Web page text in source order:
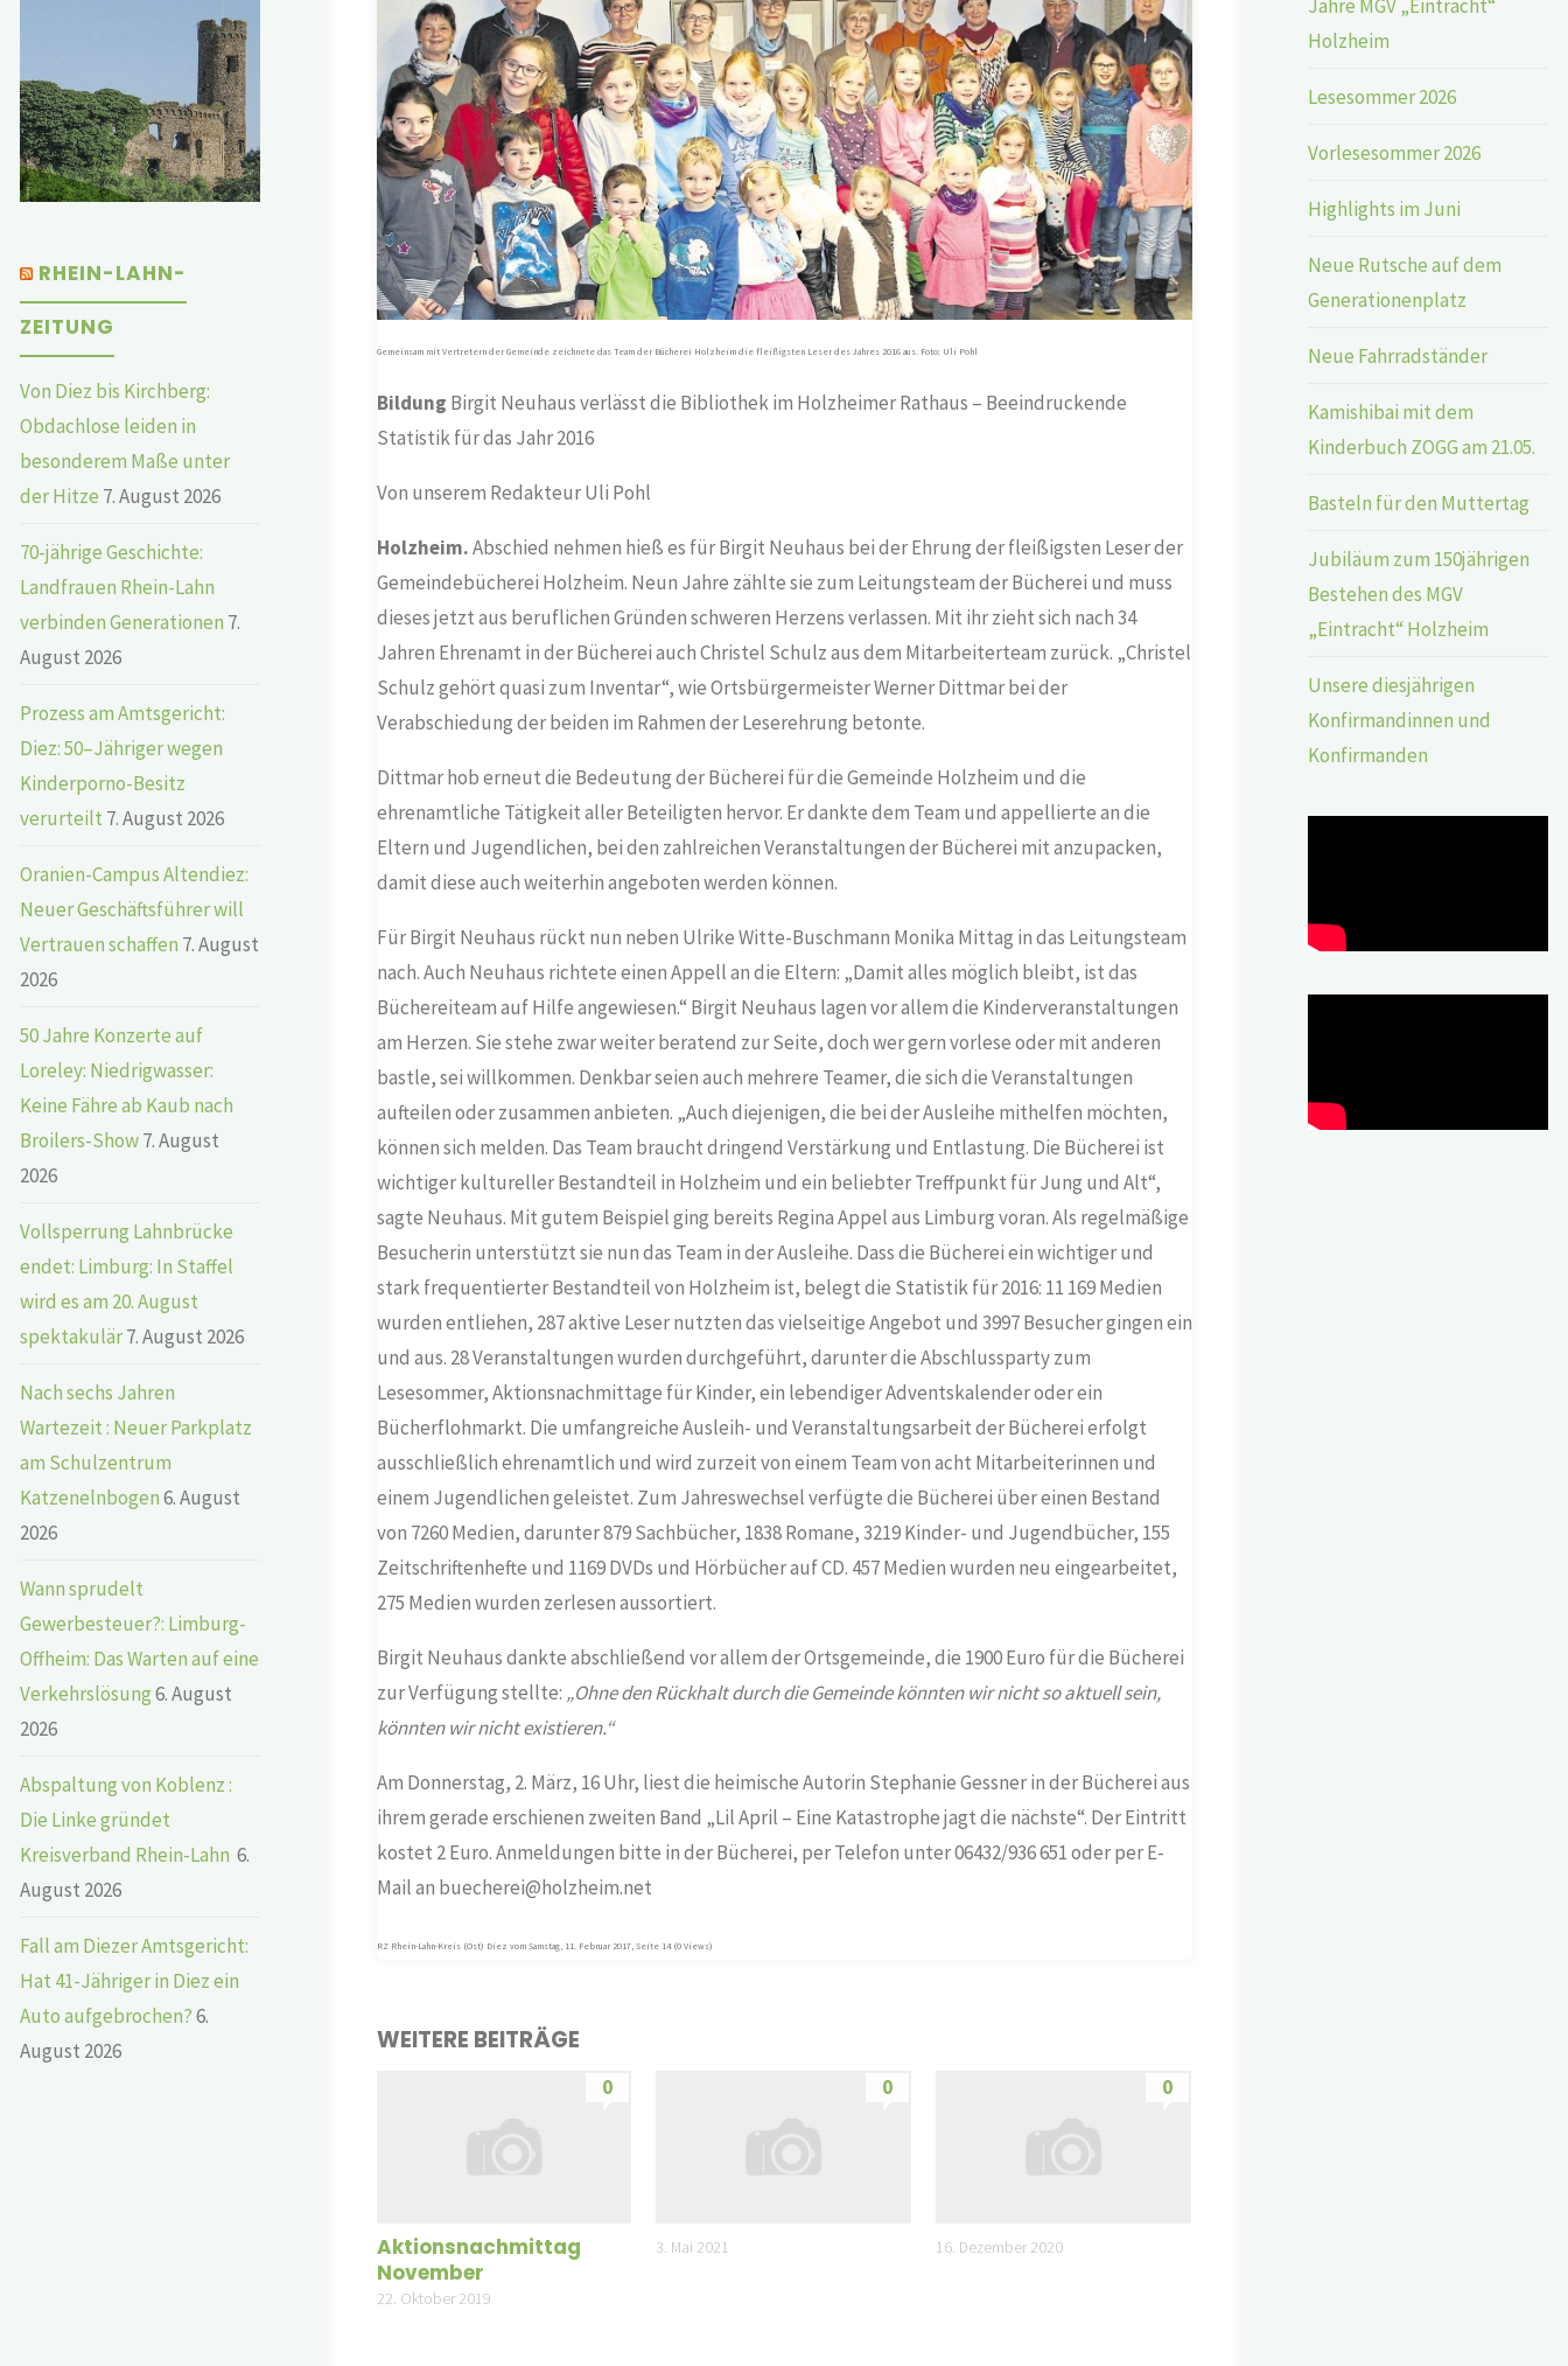
Gemeinsam mit Vertretern der Gemeinde zeichnete das Team der Bücherei Holzheim die fleißigsten Leser des Jahres 2016 aus. Foto: Uli Pohl
Bildung Birgit Neuhaus verlässt die Bibliothek im Holzheimer Rathaus – Beeindruckende
Statistik für das Jahr 2016
Von unserem Redakteur Uli Pohl
Holzheim.Abschied nehmen hieß es für Birgit Neuhaus bei der Ehrung der fleißigsten Leser der
Gemeindebücherei Holzheim. Neun Jahre zählte sie zum Leitungsteam der Bücherei und muss
dieses jetzt aus beruflichen Gründen schweren Herzens verlassen. Mit ihr zieht sich nach 34
Jahren Ehrenamt in der Bücherei auch Christel Schulz aus dem Mitarbeiterteam zurück. „Christel
Schulz gehört quasi zum Inventar“, wie Ortsbürgermeister Werner Dittmar bei der
Verabschiedung der beiden im Rahmen der Leserehrung betonte.
Dittmar hob erneut die Bedeutung der Bücherei für die Gemeinde Holzheim und die
ehrenamtliche Tätigkeit aller Beteiligten hervor. Er dankte dem Team und appellierte an die
Eltern und Jugendlichen, bei den zahlreichen Veranstaltungen der Bücherei mit anzupacken,
damit diese auch weiterhin angeboten werden können.
Für Birgit Neuhaus rückt nun neben Ulrike Witte-Buschmann Monika Mittag in das Leitungsteam
nach. Auch Neuhaus richtete einen Appell an die Eltern: „Damit alles möglich bleibt, ist das
Büchereiteam auf Hilfe angewiesen.“ Birgit Neuhaus lagen vor allem die Kinderveranstaltungen
am Herzen. Sie stehe zwar weiter beratend zur Seite, doch wer gern vorlese oder mit anderen
bastle, sei willkommen. Denkbar seien auch mehrere Teamer, die sich die Veranstaltungen
aufteilen oder zusammen anbieten. „Auch diejenigen, die bei der Ausleihe mithelfen möchten,
können sich melden. Das Team braucht dringend Verstärkung und Entlastung. Die Bücherei ist
wichtiger kultureller Bestandteil in Holzheim und ein beliebter Treffpunkt für Jung und Alt“,
sagte Neuhaus. Mit gutem Beispiel ging bereits Regina Appel aus Limburg voran. Als regelmäßige
Besucherin unterstützt sie nun das Team in der Ausleihe. Dass die Bücherei ein wichtiger und
stark frequentierter Bestandteil von Holzheim ist, belegt die Statistik für 2016: 11 169 Medien
wurden entliehen, 287 aktive Leser nutzten das vielseitige Angebot und 3997 Besucher gingen ein
und aus. 28 Veranstaltungen wurden durchgeführt, darunter die Abschlussparty zum
Lesesommer, Aktionsnachmittage für Kinder, ein lebendiger Adventskalender oder ein
Bücherflohmarkt. Die umfangreiche Ausleih- und Veranstaltungsarbeit der Bücherei erfolgt
ausschließlich ehrenamtlich und wird zurzeit von einem Team von acht Mitarbeiterinnen und
einem Jugendlichen geleistet. Zum Jahreswechsel verfügte die Bücherei über einen Bestand
von 7260 Medien, darunter 879 Sachbücher, 1838 Romane, 3219 Kinder- und Jugendbücher, 155
Zeitschriftenhefte und 1169 DVDs und Hörbücher auf CD. 457 Medien wurden neu eingearbeitet,
275 Medien wurden zerlesen aussortiert.
Birgit Neuhaus dankte abschließend vor allem der Ortsgemeinde, die 1900 Euro für die Bücherei
zur Verfügung stellte: „Ohne den Rückhalt durch die Gemeinde könnten wir nicht so aktuell sein,
könnten wir nicht existieren.“
Am Donnerstag, 2. März, 16 Uhr, liest die heimische Autorin Stephanie Gessner in der Bücherei aus
ihrem gerade erschienen zweiten Band „Lil April – Eine Katastrophe jagt die nächste“. Der Eintritt
kostet 2 Euro. Anmeldungen bitte in der Bücherei, per Telefon unter 06432/936 651 oder per E-
Mail an buecherei@holzheim.net
RZ Rhein-Lahn-Kreis (Ost) Diez vom Samstag, 11. Februar 2017, Seite 14 (0 Views)
WEITERE BEITRÄGE
0
Aktionsnachmittag
November
22. Oktober 2019
0
3. Mai 2021
0
16. Dezember 2020
RHEIN-LAHN-
ZEITUNG
Von Diez bis Kirchberg:
Obdachlose leiden in
besonderem Maße unter
der Hitze 7. August 2026
70-jährige Geschichte:
Landfrauen Rhein-Lahn
verbinden Generationen 7.
August 2026
Prozess am Amtsgericht:
Diez: 50–Jähriger wegen
Kinderporno-Besitz
verurteilt 7. August 2026
Oranien-Campus Altendiez:
Neuer Geschäftsführer will
Vertrauen schaffen 7. August
2026
50 Jahre Konzerte auf
Loreley: Niedrigwasser:
Keine Fähre ab Kaub nach
Broilers-Show7. August
2026
Vollsperrung Lahnbrücke
endet: Limburg: In Staffel
wird es am 20. August
spektakulär7. August 2026
Nach sechs Jahren
Wartezeit : Neuer Parkplatz
am Schulzentrum
Katzenelnbogen6. August
2026
Wann sprudelt
Gewerbesteuer?: Limburg-
Offheim: Das Warten auf eine
Verkehrslösung6. August
2026
Abspaltung von Koblenz :
Die Linke gründet
Kreisverband Rhein-Lahn 6.
August 2026
Fall am Diezer Amtsgericht:
Hat 41-Jähriger in Diez ein
Auto aufgebrochen?6.
August 2026
Jahre MGV „Eintracht“
Holzheim
Lesesommer 2026
Vorlesesommer 2026
Highlights im Juni
Neue Rutsche auf dem
Generationenplatz
Neue Fahrradständer
Kamishibai mit dem
Kinderbuch ZOGG am 21.05.
Basteln für den Muttertag
Jubiläum zum 150jährigen
Bestehen des MGV
„Eintracht“ Holzheim
Unsere diesjährigen
Konfirmandinnen und
Konfirmanden